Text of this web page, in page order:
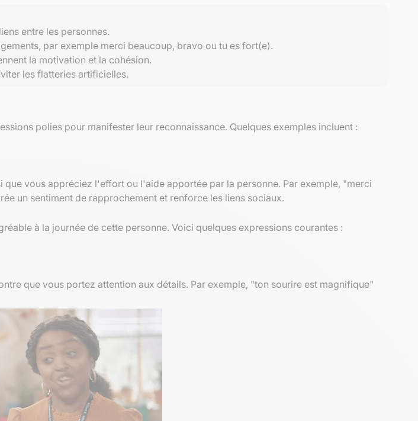
entre les personnes.
par exemple merci beaucoup, bravo ou tu es fort(e).
la motivation et la cohésion.
les flatteries artificielles.
polies pour manifester leur reconnaissance. Quelques exemples incluent :
vous appréciez l'effort ou l'aide apportée par la personne. Par exemple, "merci
un sentiment de rapprochement et renforce les liens sociaux.
à la journée de cette personne. Voici quelques expressions courantes :
que vous portez attention aux détails. Par exemple, "ton sourire est magnifique"